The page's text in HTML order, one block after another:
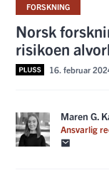
FORSKNING
Norsk
risikoen
16. februar
Maren G.
Ansvarlig